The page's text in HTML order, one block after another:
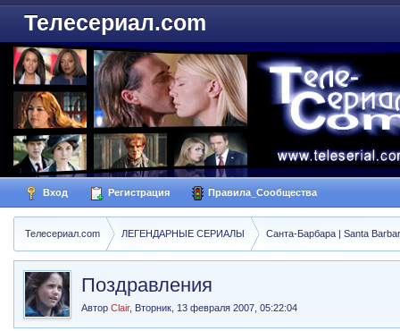
Телесериал.com
Вход Регистрация Правила_Сообщества
Телесериал.com ЛЕГЕНДАРНЫЕ СЕРИАЛЫ Санта-Барбара | Santa
Поздравления
АвторClair, Вторник, 13 февраля 2007, 05:22:04